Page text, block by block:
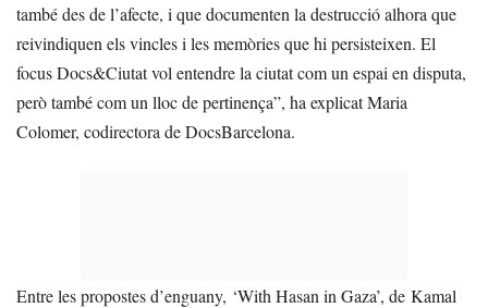
també des de l’afecte, i que documenten la destrucció alhora que
reivindiquen els vincles i les memòries que hi persisteixen. El
focus Docs&Ciutat vol entendre la ciutat com un espai en disputa,
però també com un lloc de pertinença”, ha explicat Maria
Colomer, codirectora de DocsBarcelona.
Entre les propostes d’enguany, ‘With Hasan in Gaza’, de Kamal